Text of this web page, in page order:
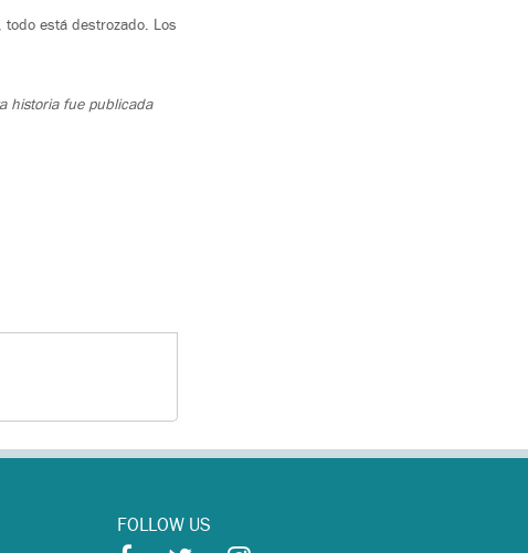
está destrozado. Los
historia fue publicada
FOLLOW US